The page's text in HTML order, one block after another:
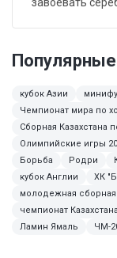
Популярные
кубок Азии
Чемпионат мира по
Сборная Казахстана
Олимпийские игры
Борьба
Родри
кубок Англии
ХК
молодежная сборная
чемпионат
Ламин Ямаль
ЧМ-